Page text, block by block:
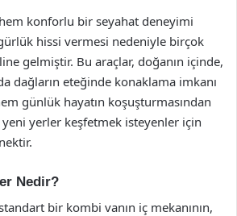
konforlu bir seyahat deneyimi
hissi vermesi nedeniyle birçok
gelmiştir. Bu araçlar, doğanın içinde,
dağların eteğinde konaklama imkanı
günlük hayatın koşuşturmasından
yerler keşfetmek isteyenler için
Nedir?
bir kombi vanın iç mekanının,